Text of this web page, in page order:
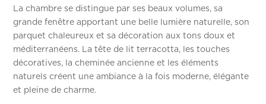
La chambre se distingue par ses beaux volumes, sa
grande fenêtre apportant une belle lumière naturelle, son
parquet chaleureux et sa décoration aux tons doux et
méditerranéens. La tête de lit terracotta, les touches
décoratives, la cheminée ancienne et les éléments
naturels créent une ambiance à la fois moderne, élégante
et pleine de charme.